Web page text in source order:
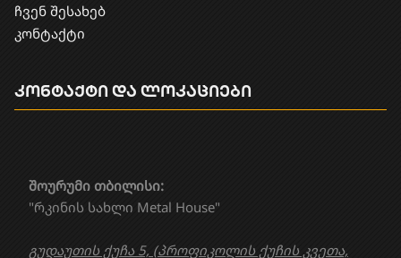
ჩვენ შესახებ
კონტაქტი
შოურუმი თბილისი:
"რკინის სახლი Metal House"
გუდაუთის ქუჩა 5, (პროფიკოლის ქუჩის კვეთა,
კონტაქტი და ლოკაციები